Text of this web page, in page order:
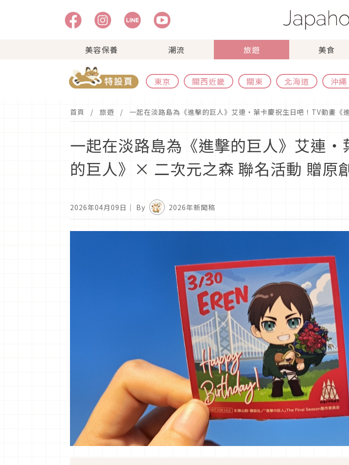
美容保養 潮流 旅遊 美食
東京 關西近畿 關東 北海道 沖繩
首頁 旅遊 一起在淡路島為《進擊的巨人》艾連・葉卡慶祝生日吧！TV動畫
一起在淡路島為《進擊的巨人》艾連
的巨人》× 二次元之森 聯名活動 贈原
2026年04月09日 ｜ By 2026年新聞稿